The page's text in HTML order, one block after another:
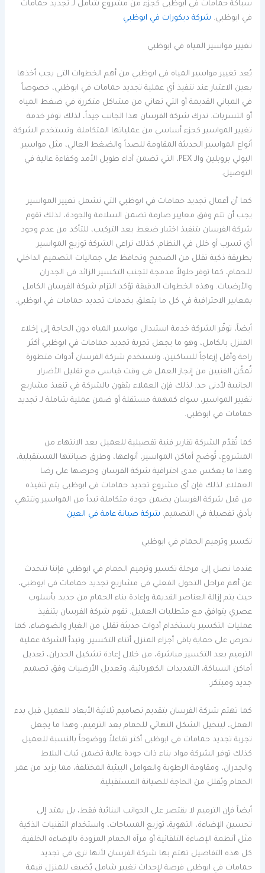
سباكة حمامات في ابوظبي كجزء من مشروع شامل لـ تجديد حمامات
في ابوظبي. شركة ديكورات في ابوظبي
تغيير مواسير المياه في ابوظبي
يُعد تغيير مواسير المياه في ابوظبي من أهم الخطوات التي يجب أخذها
بعين الاعتبار عند تنفيذ أي عملية تجديد حمامات في ابوظبي، خصوصاً
في المباني القديمة أو التي تعاني من مشاكل متكررة في ضغط المياه
أو التسربات. تدرك شركة الفرسان هذا الجانب جيداً، لذلك توفر خدمة
تغيير المواسير كجزء أساسي من عملياتها المتكاملة. وتستخدم الشركة
أنواع المواسير الحديثة المقاومة للصدأ والضغط العالي، مثل مواسير
البولي بروبلين والـ PEX، التي تضمن أداء طويل الأمد وكفاءة عالية في
التوصيل.
كما أن أعمال تجديد حمامات في ابوظبي التي تشمل تغيير المواسير
يجب أن تتم وفق معايير صارمة تضمن السلامة والجودة، لذلك تقوم
شركة الفرسان بتنفيذ اختبار ضغط بعد التركيب، للتأكد من عدم وجود
أي تسرب أو خلل في النظام. كذلك تراعي الشركة توزيع المواسير
بطريقة ذكية تقلل من الضجيج وتحافظ على جماليات التصميم الداخلي
للحمام، كما توفر حلولاً مدمجة لتجنب التكسير الزائد في الجدران
والأرضيات. وهذه الخطوات الدقيقة تؤكد التزام شركة الفرسان الكامل
بمعايير الاحترافية في كل ما يتعلق بخدمات تجديد حمامات في ابوظبي.
أيضاً، توفّر الشركة خدمة استبدال مواسير المياه دون الحاجة إلى إخلاء
المنزل بالكامل، وهو ما يجعل تجربة تجديد حمامات في ابوظبي أكثر
راحة وأقل إزعاجاً للساكنين. وتستخدم شركة الفرسان أدوات متطورة
تُمكّن الفنيين من إنجاز العمل في وقت قياسي مع تقليل الأضرار
الجانبية لأدنى حد. لذلك فإن العملاء يثقون بالشركة في تنفيذ مشاريع
تغيير المواسير، سواء كمهمة مستقلة أو ضمن عملية شاملة لـ تجديد
حمامات في ابوظبي.
كما تُقدّم الشركة تقارير فنية تفصيلية للعميل بعد الانتهاء من
المشروع، تُوضح أماكن المواسير، أنواعها، وطرق صيانتها المستقبلية،
وهذا ما يعكس مدى احترافية شركة الفرسان وحرصها على رضا
العملاء. لذلك فإن أي مشروع تجديد حمامات في ابوظبي يتم تنفيذه
من قبل شركة الفرسان يضمن جودة متكاملة تبدأ من المواسير وتنتهي
بأدق تفصيلة في التصميم. شركة صيانة عامة في العين
تكسير وترميم الحمام في ابوظبي
عندما نصل إلى مرحلة تكسير وترميم الحمام في ابوظبي فإننا نتحدث
عن أهم مراحل التحول الفعلي في مشاريع تجديد حمامات في ابوظبي،
حيث يتم إزالة العناصر القديمة وإعادة بناء الحمام من جديد بأسلوب
عصري يتوافق مع متطلبات العميل. تقوم شركة الفرسان بتنفيذ
عمليات التكسير باستخدام أدوات حديثة تقلل من الغبار والضوضاء، كما
تحرص على حماية باقي أجزاء المنزل أثناء التكسير. وتبدأ الشركة عملية
الترميم بعد التكسير مباشرة، من خلال إعادة تشكيل الجدران، تعديل
أماكن السباكة، التمديدات الكهربائية، وتعديل الأرضيات وفق تصميم
جديد ومبتكر.
كما تهتم شركة الفرسان بتقديم تصاميم ثلاثية الأبعاد للعميل قبل بدء
العمل، ليتخيل الشكل النهائي للحمام بعد الترميم، وهذا ما يجعل
تجربة تجديد حمامات في ابوظبي أكثر تفاعلاً ووضوحاً بالنسبة للعميل.
كذلك توفر الشركة مواد بناء ذات جودة عالية تضمن ثبات البلاط
والجدران، ومقاومة الرطوبة والعوامل البيئية المختلفة، مما يزيد من عمر
الحمام ويُقلل من الحاجة للصيانة المستقبلية.
أيضاً فإن الترميم لا يقتصر على الجوانب البنائية فقط، بل يمتد إلى
تحسين الإضاءة، التهوية، توزيع المساحات، واستخدام التقنيات الذكية
مثل أنظمة الإضاءة التلقائية أو مرآة الحمام المزودة بالإضاءة الخلفية.
كل هذه التفاصيل تهتم بها شركة الفرسان لأنها ترى في تجديد
حمامات في ابوظبي فرصة لإحداث تغيير شامل يُضيف للمنزل قيمة